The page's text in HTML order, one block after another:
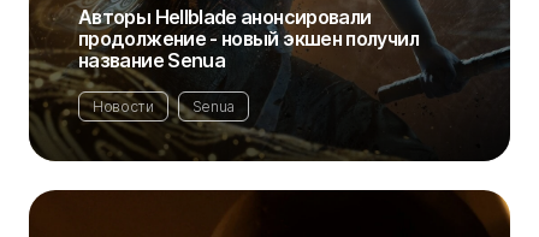
Авторы Hellblade анонсировали
продолжение - новый экшен получил
название Senua
Новости Senua